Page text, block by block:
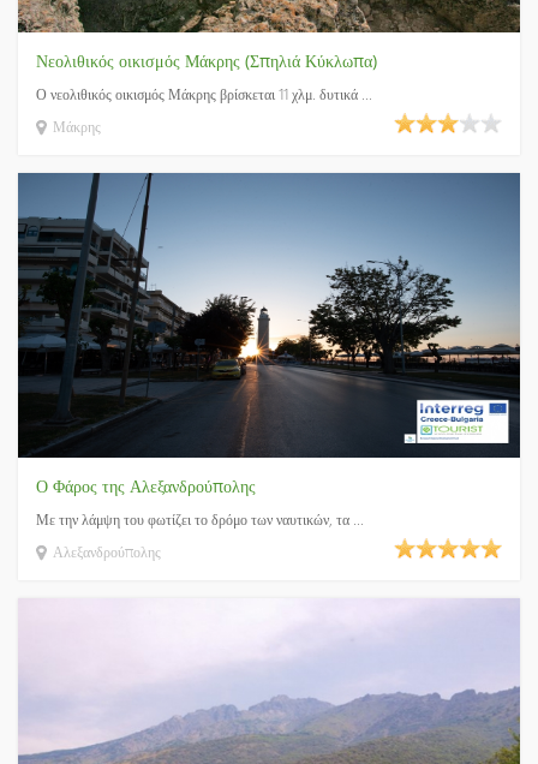
Νεολιθικός οικισμός Μάκρης (Σπηλιά Κύκλωπα)
Ο νεολιθικός οικισμός Μάκρης βρίσκεται 11 χλμ. δυτικά ...
Μάκρης
Ο Φάρος της Αλεξανδρούπολης
Με την λάμψη του φωτίζει το δρόμο των ναυτικών, τα ...
Αλεξανδρούπολης